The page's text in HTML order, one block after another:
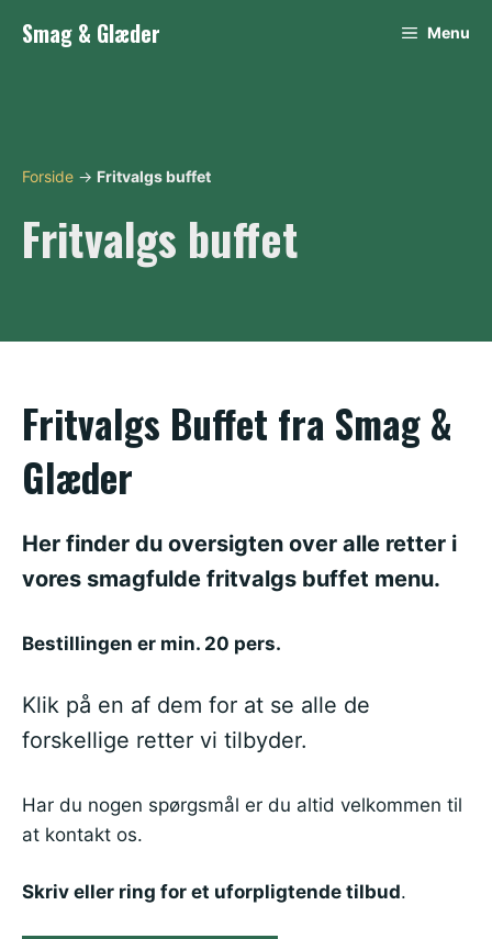
Smag & Glæder Menu
Forside → Fritvalgs buffet
Fritvalgs buffet
Fritvalgs Buffet fra Smag &
Glæder
Her finder du oversigten over alle retter i
vores smagfulde fritvalgs buffet menu.
Bestillingen er min. 20 pers.
Klik på en af dem for at se alle de
forskellige retter vi tilbyder.
Har du nogen spørgsmål er du altid velkommen til
at kontakt os.
Skriv eller ring for et uforpligtende tilbud.